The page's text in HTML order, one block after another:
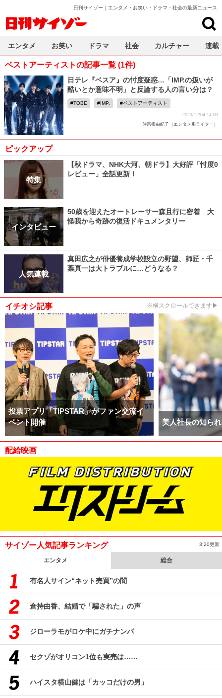
日刊サイゾー｜エンタメ・お笑い・ドラマ・社会の最新ニュース
ベストアーティストの記事一覧 (1件)
日テレ『ベスア』の忖度疑惑…「IMP.の扱いが
酷いとか意味不明」と反論する人の言い分は？
TOBE IMP. ベストアーティスト
2023/12/04 14:00
仲宗根由紀子（エンタメ系ライター）
ピックアップ
特集
【秋ドラマ、NHK大河、朝ドラ】大好評「忖度0
レビュー」全話更新！
インタビュー
50歳を迎えたオートレーサー森且行に密着 大
怪我から奇跡の復活ドキュメンタリー
人気連載
真田広之が俳優養成学校設立の野望、師匠・千
葉真一は大トラブルに…どうなる？
イチオシ記事 ※横スクロールできます▶
投票アプリ「TIPSTAR」がファン交流イ
ベント開催
美人社長の知ら
配給映画
サイゾー人気記事ランキング 3:20更新
エンタメ 総合
有名人サイン“ネット売買”の闇
倉持由香、結婚で「騙された」の声
ジローラモがロケ中にガチナンパ
セクゾがオリコン1位も実売は……
ハイスタ横山健は「カッコだけの男」
エンタメ お笑い ドラマ 社会 カルチャー 連載